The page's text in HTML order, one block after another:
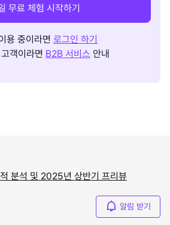
무료 체험 시작하기
용 중이라면 로그인 하기
객이라면 B2B 서비스 안내
분석 및 2025년 상반기 프리뷰
알림 받기